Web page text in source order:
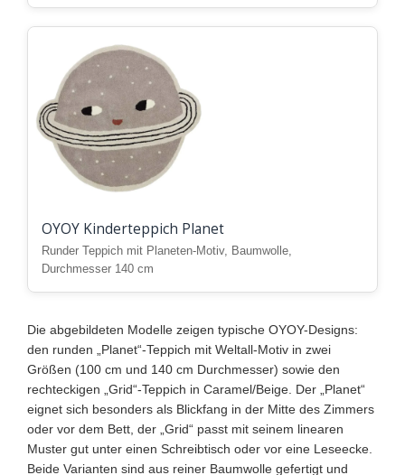
OYOY Kinderteppich Planet
Runder Teppich mit Planeten-Motiv, Baumwolle,
Durchmesser 140 cm
Die abgebildeten Modelle zeigen typische OYOY-Designs:
den runden „Planet“-Teppich mit Weltall-Motiv in zwei
Größen (100 cm und 140 cm Durchmesser) sowie den
rechteckigen „Grid“-Teppich in Caramel/Beige. Der „Planet“
eignet sich besonders als Blickfang in der Mitte des Zimmers
oder vor dem Bett, der „Grid“ passt mit seinem linearen
Muster gut unter einen Schreibtisch oder vor eine Leseecke.
Beide Varianten sind aus reiner Baumwolle gefertigt und